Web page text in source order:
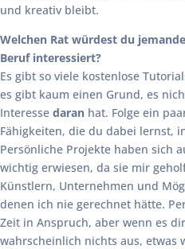
und kreativ bleibt.
Welchen Rat würdest du
Beruf interessiert?
Es gibt so viele kostenlose
es gibt kaum einen Grund, es
Interesse daran hat. Folge ein
Fähigkeiten, die du dabei lernst,
Persönliche Projekte haben sich
wichtig erwiesen, da sie mir
Künstlern, Unternehmen und
denen ich nie gerechnet hätte.
Zeit in Anspruch, aber wenn es
wahrscheinlich nichts aus, etwas